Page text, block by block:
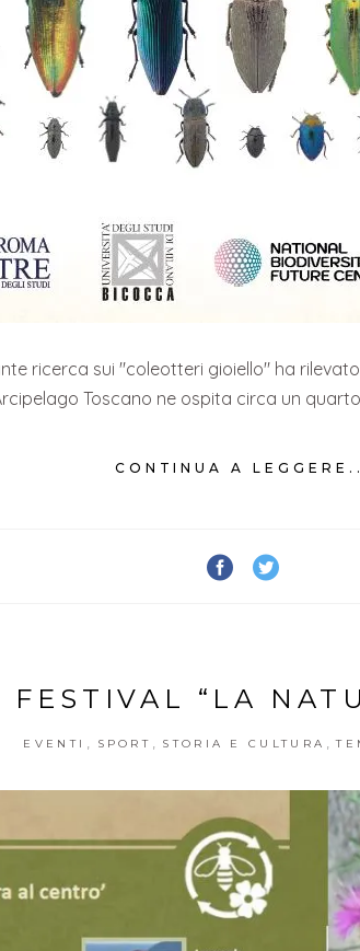
ricerca sui "coleotteri gioiello" ha
Toscano ne ospita circa un
CONTINUA A
FESTIVAL “LA
EVENTI , SPORT , STORIA E CULTURA ,